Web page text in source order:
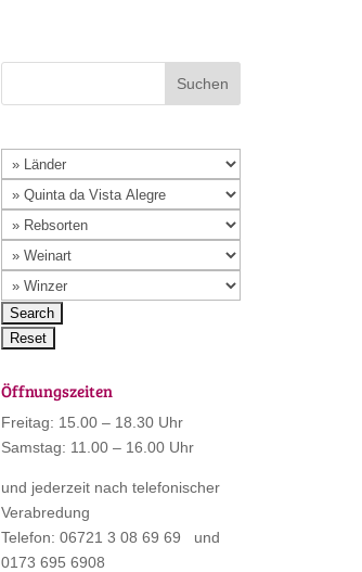
Öffnungszeiten
Freitag: 15.00 – 18.30 Uhr
Samstag: 11.00 – 16.00 Uhr
und jederzeit nach telefonischer
Verabredung
Telefon: 06721 3 08 69 69 und
0173 695 6908